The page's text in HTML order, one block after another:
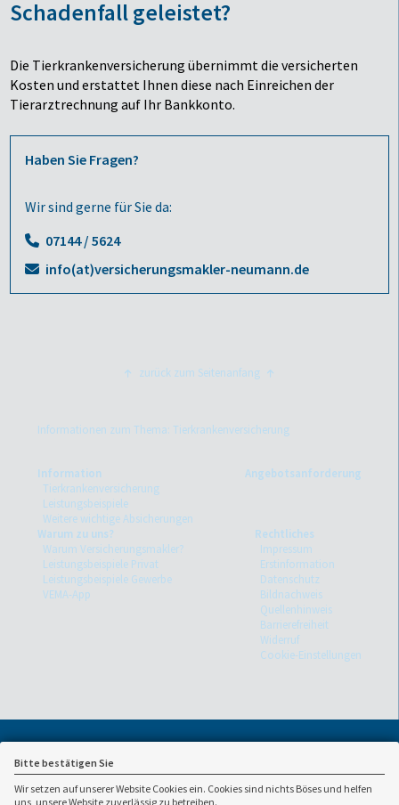
Bitte bestätigen Sie
Wir setzen auf unserer Website Cookies ein. Cookies sind nichts Böses und helfen
uns, unsere Website zuverlässig zu betreiben.
Schadenfall geleistet?
Die Tierkrankenversicherung übernimmt die versicherten
Kosten und erstattet Ihnen diese nach Einreichen der
Tierarztrechnung auf Ihr Bankkonto.
Haben Sie Fragen?
Wir sind gerne für Sie da:
07144 / 5624
info(at)versicherungsmakler-neumann.de
zurück zum Seitenanfang
Informationen zum Thema: Tierkrankenversicherung
Information
Tierkrankenversicherung
Leistungsbeispiele
Weitere wichtige Absicherungen
Angebotsanforderung
Warum zu uns?
Warum Versicherungsmakler?
Leistungsbeispiele Privat
Leistungsbeispiele Gewerbe
VEMA-App
Rechtliches
Impressum
Erstinformation
Datenschutz
Bildnachweis
Quellenhinweis
Barrierefreiheit
Widerruf
Cookie-Einstellungen